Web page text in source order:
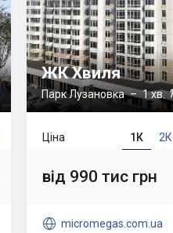
ЖК Хвиля
Парк Лузановка– 1 хв.
1К 2К
Ціна
від 990 тис грн
 micromegas.com.ua